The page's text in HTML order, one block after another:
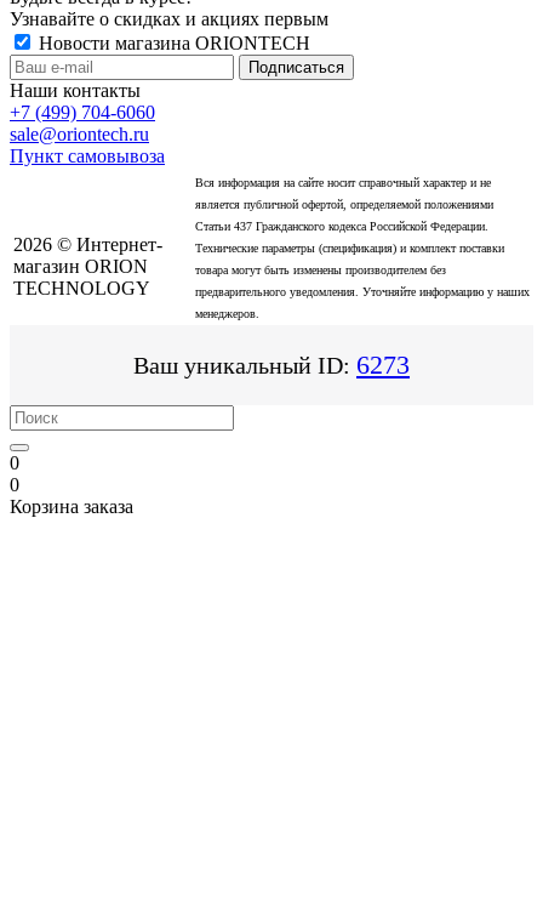
Узнавайте о скидках и акциях первым
Новости магазина ORIONTECH
Наши контакты
+7 (499) 704-6060
sale@oriontech.ru
Пункт самовывоза
Вся информация на сайте носит справочный характер и не
является публичной офертой, определяемой положениями
Статьи 437 Гражданского кодекса Российской Федерации.
Технические параметры (спецификация) и комплект поставки
товара могут быть изменены производителем без
предварительного уведомления. Уточняйте информацию у наших
менеджеров.
2026 © Интернет-
магазин ORION
TECHNOLOGY
Ваш уникальный ID: 6273
0
0
Корзина заказа